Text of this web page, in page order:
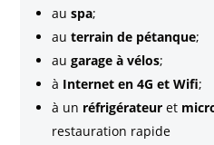
au spa;
au terrain de pétanque;
au garage à vélos;
à Internet en 4G et Wifi;
à un réfrigérateuret
restauration rapide